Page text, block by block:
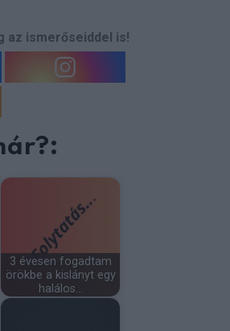
az ismerőseiddel is!
3 évesen fogadtam
örökbe a kislányt egy
halálos…